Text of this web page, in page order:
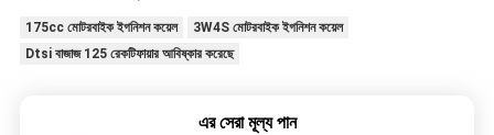
175cc মোটরবাইক ইগনিশন কয়েল
3W4S মোটরবাইক ইগনিশন কয়েল
Dtsi বাজাজ 125 রেকটিফায়ার আবিষ্কার করেছে
এর সেরা মূল্য পান